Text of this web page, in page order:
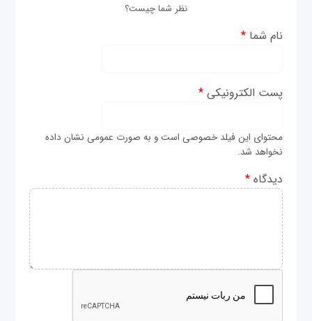
نظر شما چیست؟
نام شما*
پست الکترونیکی*
محتوای این فیلد خصوصی است و به صورت عمومی نشان داده
نخواهد شد.
دیدگاه*